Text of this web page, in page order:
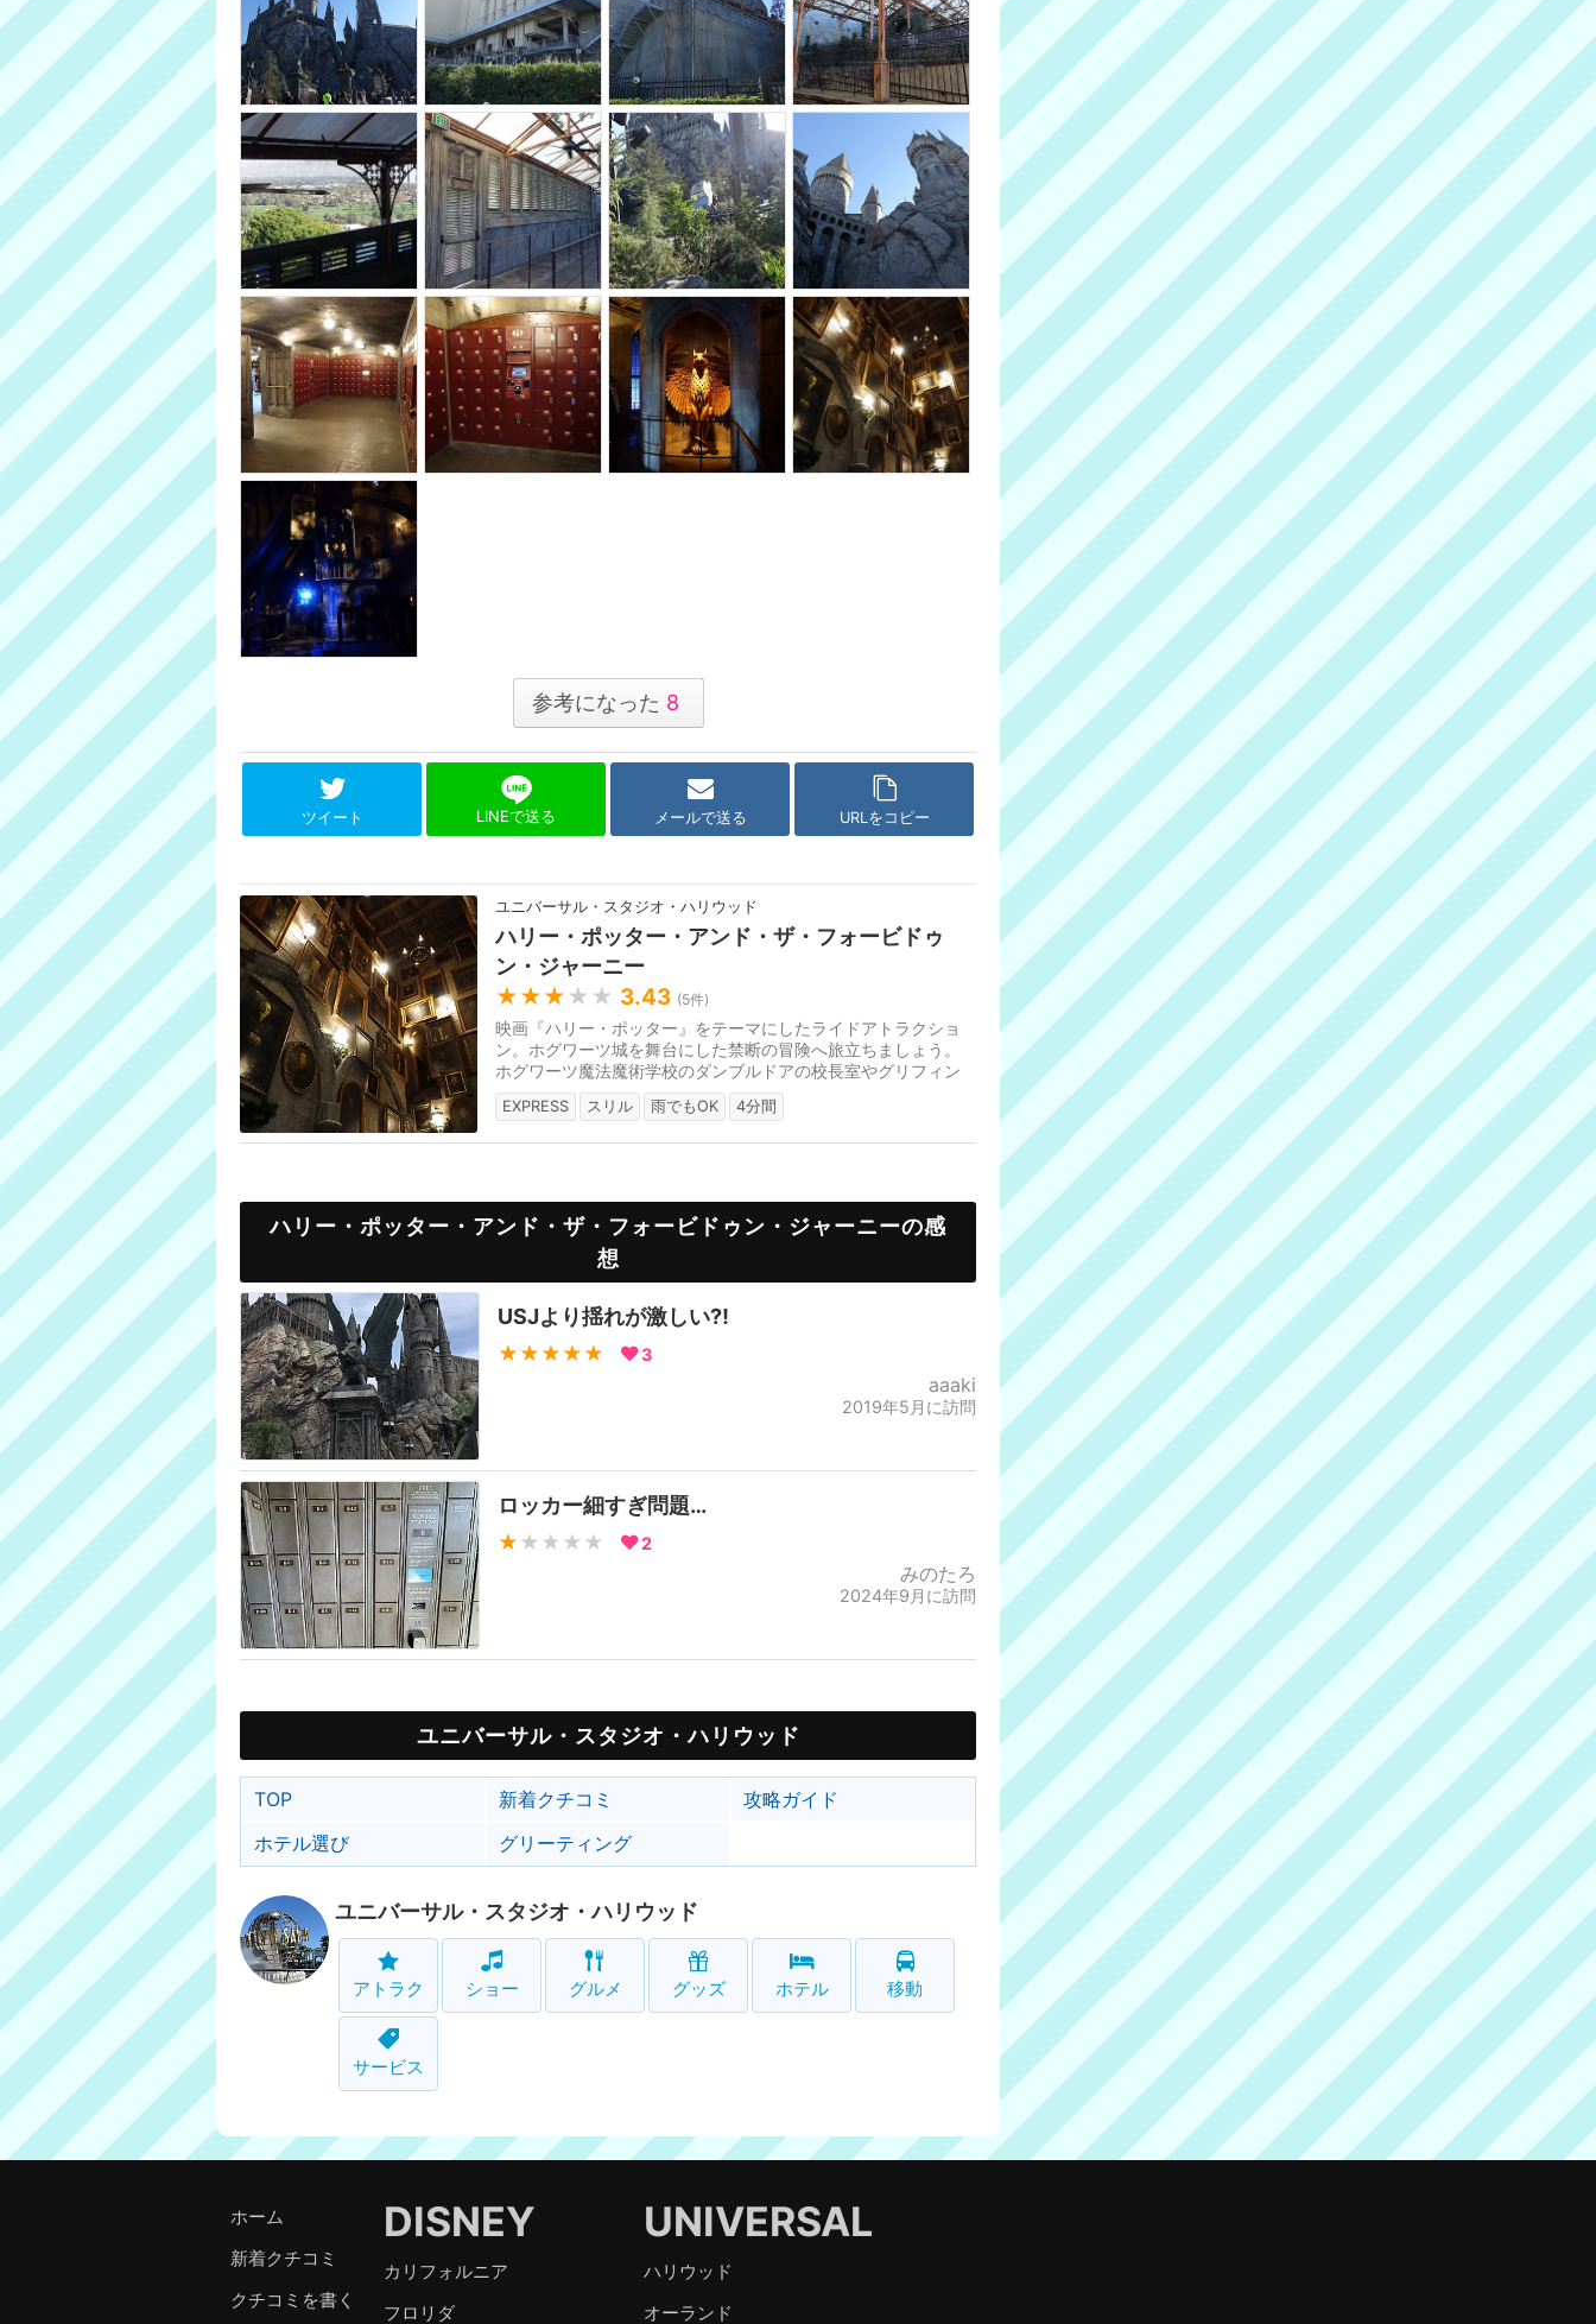
参考になった 8
ツイート LINEで送る メールで送る URLをコピー
ユニバーサル・スタジオ・ハリウッド
ハリー・ポッター・アンド・ザ・フォービドゥ
ン・ジャーニー
★★★ ★★ 3.43 (5件)
映画『ハリー・ポッター』をテーマにしたライドアトラクショ
ン。ホグワーツ城を舞台にした禁断の冒険へ旅立ちましょう。
ホグワーツ魔法魔術学校のダンブルドアの校長室やグリフィン
ドールの談話室などを見学でき...
EXPRESS スリル 雨でもOK 4分間
ハリー・ポッター・アンド・ザ・フォービドゥン・ジャーニーの感
想
USJより揺れが激しい⁈
★★★★★ 3
aaaki
2019年5月に訪問
ロッカー細すぎ問題…
★ ★★★★ 2
みのたろ
2024年9月に訪問
ユニバーサル・スタジオ・ハリウッド
TOP 新着クチコミ
攻略ガイド
ホテル選び
グリーティング
ユニバーサル・スタジオ・ハリウッド
アトラク ショー グルメ グッズ ホテル 移動
サービス
ホーム
新着クチコミ
クチコミを書く
DISNEY
カリフォルニア
フロリダ
UNIVERSAL
ハリウッド
オーランド